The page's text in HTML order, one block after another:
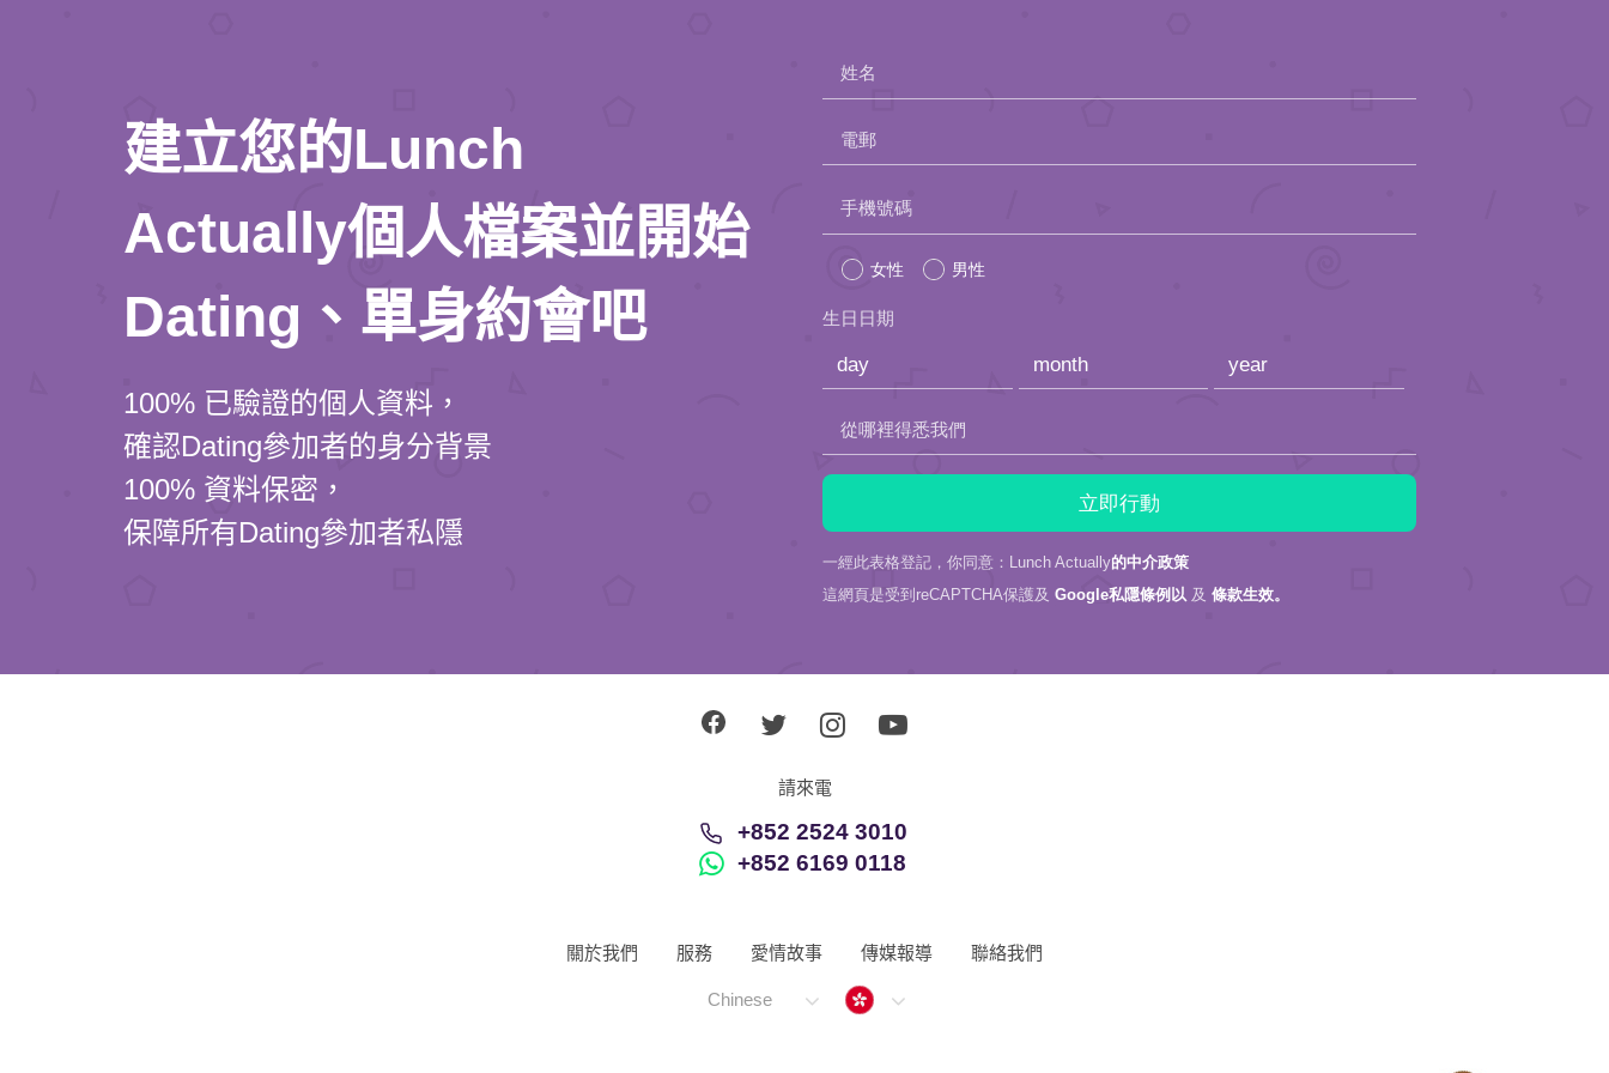
建立您的Lunch
Actually個人檔案並開始
Dating、單身約會吧
100% 已驗證的個人資料，
確認Dating參加者的身分背景
100% 資料保密，
保障所有Dating參加者私隱
姓名
電郵
Please
field
empty.
手機號碼
女性 男性
生日日期
從哪裡得悉我們
一經此表格登記，你同意：Lunch Actually的中介政策
這網頁是受到reCAPTCHA保護及 Google私隱條例以 及 條款生效。
請來電
+852 2524 3010
+852 6169 0118
關於我們 服務 愛情故事 傳媒報導 聯絡我們
Chinese Hong Kong